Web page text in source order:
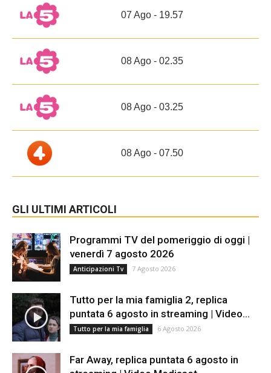
07 Ago - 19.57
08 Ago - 02.35
08 Ago - 03.25
08 Ago - 07.50
GLI ULTIMI ARTICOLI
Programmi TV del pomeriggio di oggi |
venerdì 7 agosto 2026
Anticipazioni Tv 7 Agosto 2026
Tutto per la mia famiglia 2, replica
puntata 6 agosto in streaming | Video...
Tutto per la mia famiglia 6 Agosto 2026
Far Away, replica puntata 6 agosto in